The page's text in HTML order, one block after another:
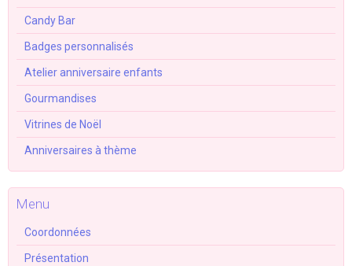
Candy Bar
Badges personnalisés
Atelier anniversaire enfants
Gourmandises
Vitrines de Noël
Anniversaires à thème
Menu
Coordonnées
Présentation